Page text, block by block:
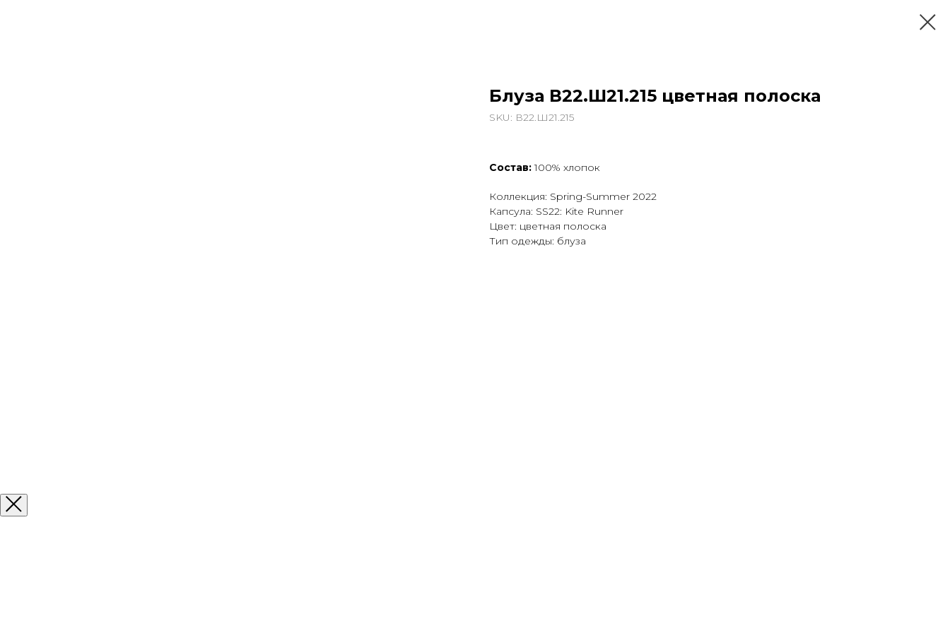
Блуза В22.Ш21.215 цветная полоска
SKU: В22.Ш21.215
Состав:100% хлопок
Коллекция: Spring-Summer 2022
Капсула: SS22: Kite Runner
Цвет: цветная полоска
Тип одежды: блуза